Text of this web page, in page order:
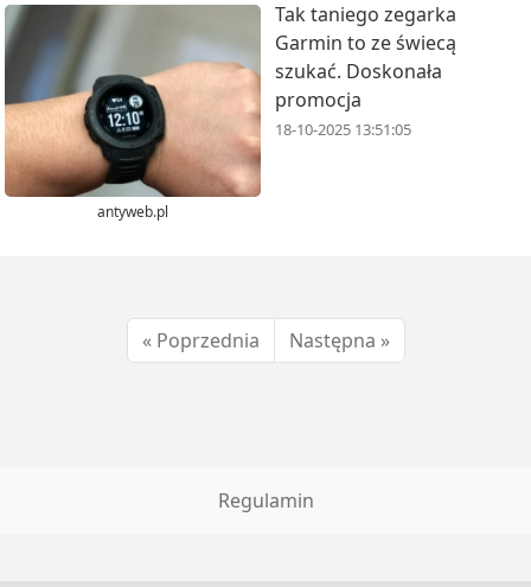
antyweb.pl
Tak taniego zegarka
Garmin to ze świecą
szukać. Doskonała
promocja
18-10-2025 13:51:05
« Poprzednia Następna »
Regulamin